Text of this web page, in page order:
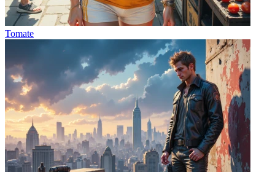
Tomate